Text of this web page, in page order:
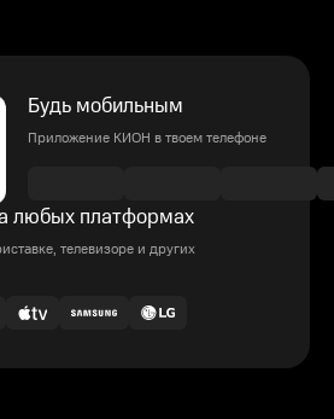
Будь мобильным
Приложение КИОН в твоем телефоне
любых платформах
телевизоре и других